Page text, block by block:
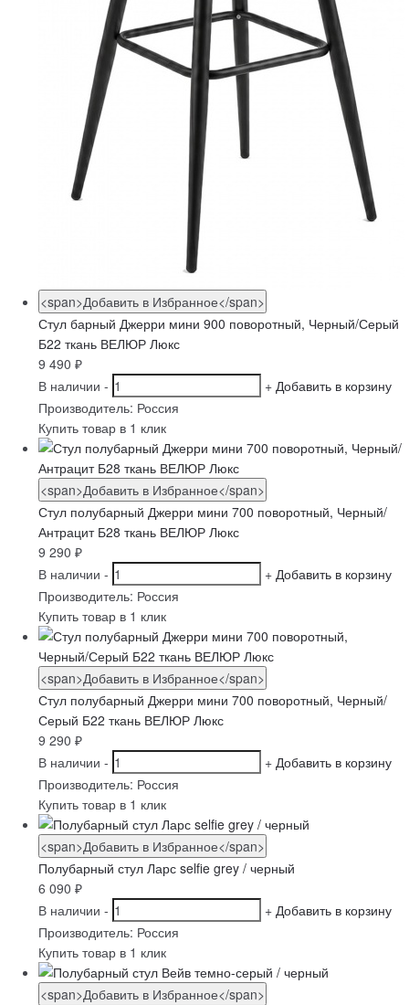
<span>Добавить в Избранное</span>
Стул барный Джерри мини 900 поворотный, Черный/Серый
Б22 ткань ВЕЛЮР Люкс
9 490 ₽
В наличии - + Добавить в корзину
Производитель: Россия
Купить товар в 1 клик
<span>Добавить в Избранное</span>
Стул полубарный Джерри мини 700 поворотный, Черный/
Антрацит Б28 ткань ВЕЛЮР Люкс
9 290 ₽
В наличии - + Добавить в корзину
Производитель: Россия
Купить товар в 1 клик
<span>Добавить в Избранное</span>
Стул полубарный Джерри мини 700 поворотный, Черный/
Серый Б22 ткань ВЕЛЮР Люкс
9 290 ₽
В наличии - + Добавить в корзину
Производитель: Россия
Купить товар в 1 клик
<span>Добавить в Избранное</span>
Полубарный стул Ларс selfie grey / черный
6 090 ₽
В наличии - + Добавить в корзину
Производитель: Россия
Купить товар в 1 клик
<span>Добавить в Избранное</span>